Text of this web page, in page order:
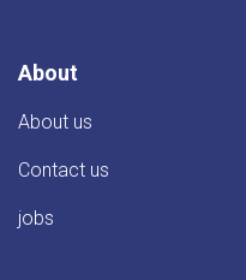
About
About us
Contact us
jobs